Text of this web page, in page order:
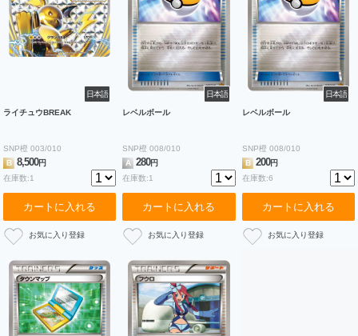
日本語
ライチュウBREAK
SNP橙 003/010
B
8,500円
在庫数:1
カートに入れる
日本語
レベルボール
SNP橙 008/010
A
280円
在庫数:1
カートに入れる
日本語
レベルボール
SNP橙 008/010
B 200円
在庫数:6
カートに入れる